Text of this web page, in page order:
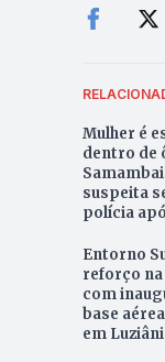
Mulher é
dentro de
suspeita
polícia
Entorno
reforço
com
base
em